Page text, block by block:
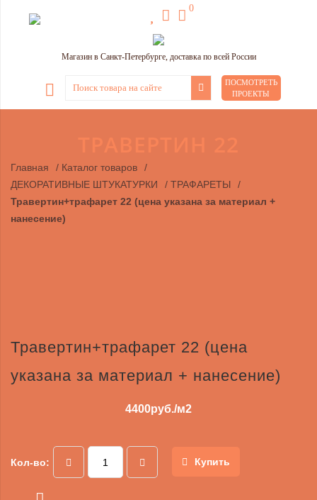
0
Магазин в Санкт-Петербурге, доставка по всей России
ПОСМОТРЕТЬ
ПРОЕКТЫ
Главная / Каталог товаров
/
ДЕКОРАТИВНЫЕ ШТУКАТУРКИ
/ ТРАФАРЕТЫ
/
Травертин+трафарет 22 (цена указана за материал +
нанесение)
Травертин+трафарет 22 (цена
указана за материал + нанесение)
4400руб./м2
Кол-во: Купить